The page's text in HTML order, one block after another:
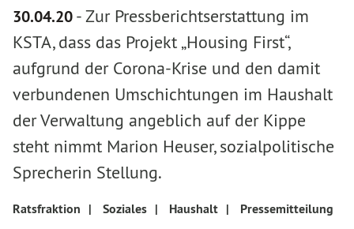
30.04.20-Zur Pressberichtserstattung im
KSTA, dass das Projekt „Housing First“,
aufgrund der Corona-Krise und den damit
verbundenen Umschichtungen im Haushalt
der Verwaltung angeblich auf der Kippe
steht nimmt Marion Heuser, sozialpolitische
Sprecherin Stellung.
Ratsfraktion | Soziales | Haushalt | Pressemitteilung